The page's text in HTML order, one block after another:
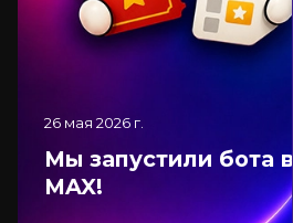
26 мая 2026 г.
Мы запустили бота в
MAX!